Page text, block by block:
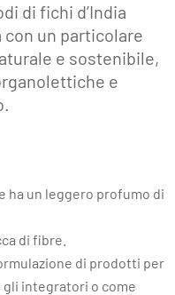
di fichi d’India
un particolare
e sostenibile,
e
ha un leggero profumo di
di fibre.
di prodotti per
gli integratori o come